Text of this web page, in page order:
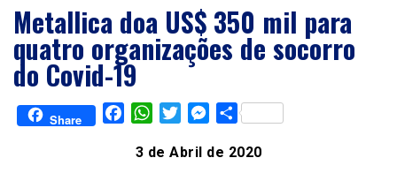
Metallica doa US$ 350 mil para
quatro organizações de socorro
do Covid-19
Share FacebookWhatsAppTwitterMessenger
Share
3 de Abril de 2020